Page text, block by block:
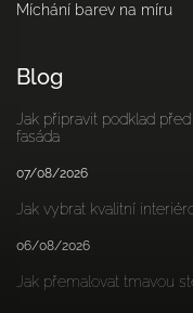
Míchání barev na míru
Blog
Jak připravit podklad
fasáda
07/08/2026
Jak vybrat kvalitní
06/08/2026
Jak přemalovat tmavou